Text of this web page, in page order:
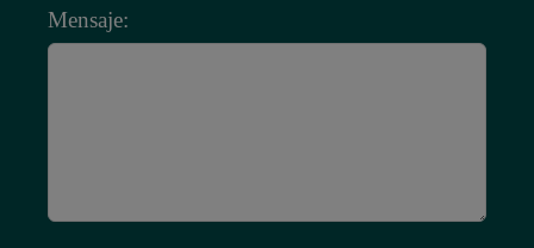
Mensaje: